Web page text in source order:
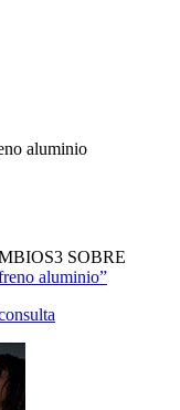
aluminio
SOBRE
aluminio”